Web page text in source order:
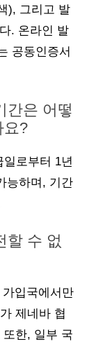
), 그리고 발
. 온라인 발
공동인증서
간은 어떻
요?
로부터 1년
능하며, 기간
할 수 없
입국에서만
제네바 협
한, 일부 국